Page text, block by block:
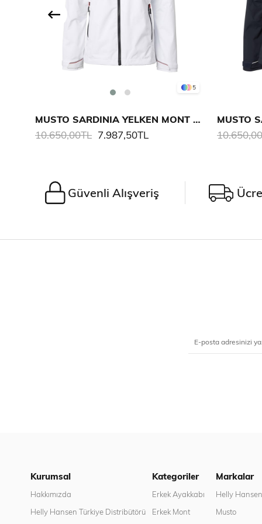
5
MUSTO SARDINIA YELKEN MONT 2.0 KADIN
7.987,50TL
10.650,00TL
Güvenli Alışveriş
Kurumsal
Hakkımızda
Helly Hansen Türkiye Distribütörü
Kategoriler
Erkek Ayakkabı
Erkek Mont
Markalar
Helly Hansen
Musto